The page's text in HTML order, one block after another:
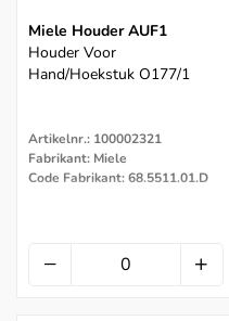
Miele Houder AUF1
Houder Voor
Hand/hoekstuk O177/1
Artikelnr.: 100002321
Fabrikant: Miele
Code Fabrikant: 68.5511.01.D